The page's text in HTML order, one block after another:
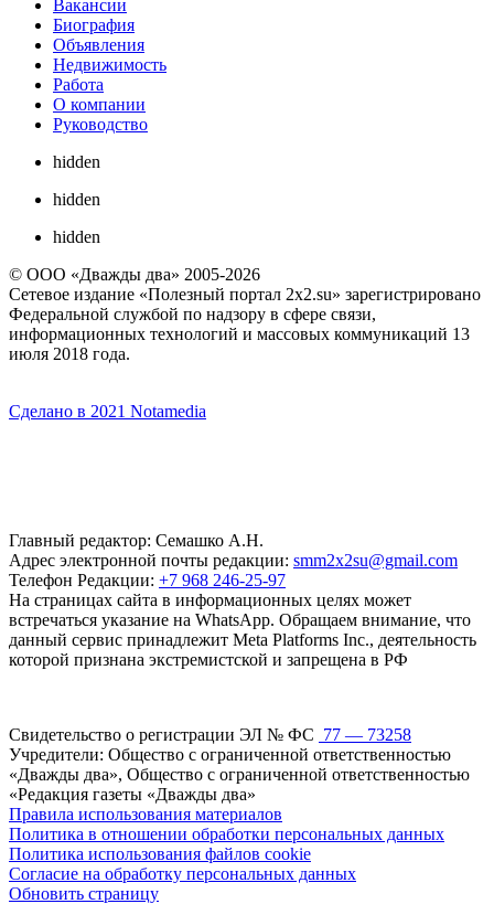
Вакансии
Биография
Объявления
Недвижимость
Работа
О компании
Руководство
hidden
hidden
hidden
© ООО «Дважды два» 2005-2026
Сетевое издание «Полезный портал 2x2.su» зарегистрировано
Федеральной службой по надзору в сфере связи,
информационных технологий и массовых коммуникаций 13
июля 2018 года.
Сделано в 2021 Notamedia
Главный редактор: Семашко А.Н.
Адрес электронной почты редакции: smm2x2su@gmail.com
Телефон Редакции: +7 968 246-25-97
На страницах сайта в информационных целях может
встречаться указание на WhatsApp. Обращаем внимание, что
данный сервис принадлежит Meta Platforms Inc., деятельность
которой признана экстремистской и запрещена в РФ
Свидетельство о регистрации ЭЛ № ФС 77 — 73258
Учредители: Общество с ограниченной ответственностью
«Дважды два», Общество с ограниченной ответственностью
«Редакция газеты «Дважды два»
Правила использования материалов
Политика в отношении обработки персональных данных
Политика использования файлов cookie
Согласие на обработку персональных данных
Обновить страницу